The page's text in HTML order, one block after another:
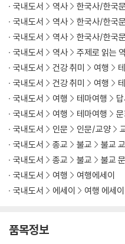
나제 동맹
식리총 금동신발
백제의 금 세공품
장식된 디자인의 위계
7. 가야와 금
금관가야에서 대가야로
가야의 금 세공품
가야의 고리자루 큰칼
신라 금관과 가야 금관
8. 불교의 도입
대승 불교
불교 조각 전시에 대한 아쉬움
국내도서
역사 한국사/한국
국내도서
역사 한국사/한국
국내도서
역사 한국사/한국
국내도서
역사 주제로 읽는
국내도서
건강 취미 여행
국내도서
건강 취미 여행
국내도서
여행 테마여행
국내도서
여행 테마여행
국내도서
인문 인문/교양
국내도서
종교 불교
불교
국내도서
종교 불교
불교
국내도서
여행
여행에세이
국내도서
에세이 여행 에세이
품목정보